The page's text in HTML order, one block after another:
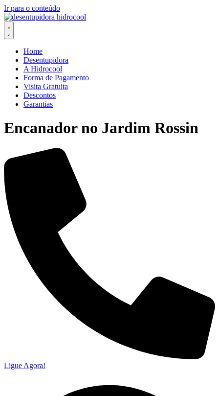
Ir para o conteúdo
Home
Desentupidora
A Hidrocool
Forma de Pagamento
Visita Gratuita
Descontos
Garantias
Encanador no Jardim Rossin
Ligue Agora!